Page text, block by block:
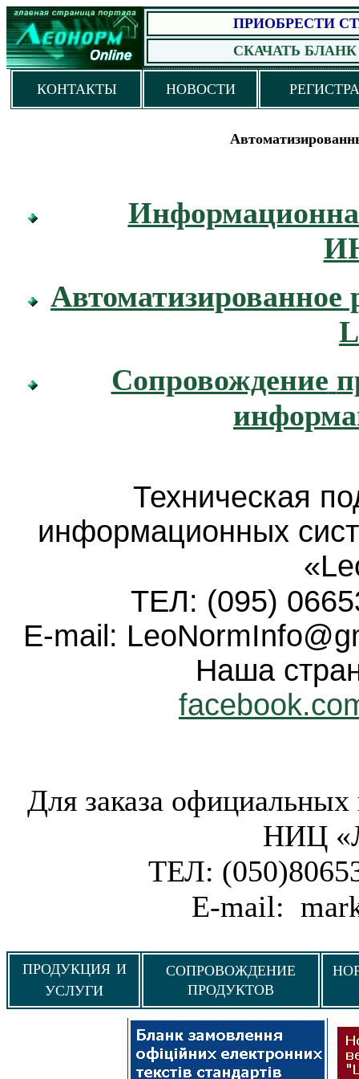
ПРИОБРЕСТИ
СКАЧАТЬ
КОНТАКТЫ НОВОСТИ
Автоматизированное
Сопровождение
Техническая
информационных
ТЕЛ: (095)
Е-mail:
Наша
Для заказа
НИЦ
ТЕЛ:
Е-mail:
ПРОДУКЦИЯ И
УСЛУГИ
СОПРОВОЖДЕНИЕ
ПРОДУКТОВ